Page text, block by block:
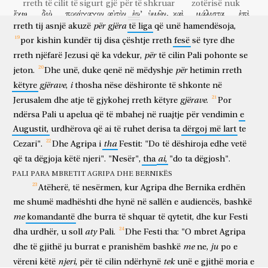
rreth të cilit të sigurt gjë për të shkruar zotërisë nuk
ἔχω.
kam
διὸ
prandaj
προήγαγον
nxora para
αὐτὸν
atë
ἐφ’
para
ὑμῶν,
jush
καὶ
dhe
μάλιστα
veçanërisht
ἐπὶ
σοῦ,
teje
Βασιλεῦ
o mbret
Ἀγρίππα,
o Agripa
ὅπως
në mënyrë që
τῆς
hetimi
γενομένης,
ndërsa u bë
σχῶ τι
diçka
γράψω.
të shkruaj
ἄλογον
e paarsyeshme
γάρ
sepse
μοι δοκεῖ
duket
πέμποντα
duke dërguar
δέσμιον,
të burgosur
μὴ
mos
καὶ
edhe
τὰς κατ’
kundër
αὐτοῦ
atij
αἰτίας
akuzat
σημᾶναι.
për të shënuar
të sillej para meje. Kur u ngritën paditësit, nuk po sillnin
rreth tij asnjë akuzë për gjëra të liga që unë hamendësoja,
por kishin kundër tij disa çështje rreth fesë së tyre dhe
rreth njëfarë Jezusi që ka vdekur, për të cilin Pali pohonte se
jeton.
Dhe unë, duke qenë në mëdyshje për hetimin rreth
këtyre gjërave, i thosha nëse dëshironte të shkonte në
Jerusalem dhe atje të gjykohej rreth këtyre gjërave.
Por
ndërsa Pali u apelua që të mbahej në ruajtje për vendimin e
Augustit, urdhërova që ai të ruhet derisa ta dërgoj më lart te
Cezari".
Dhe Agripa i tha Festit: "Do të dëshiroja edhe vetë
që ta dëgjoja këtë njeri". "Nesër", tha ai, "do ta dëgjosh".
PALI PARA MBRETIT AGRIPA DHE BERNIKËS
Atëherë, të nesërmen, kur Agripa dhe Bernika erdhën
me shumë madhështi dhe hynë në sallën e audiencës, bashkë
me komandantë dhe burra të shquar të qytetit, dhe kur Festi
dha urdhër, u soll aty Pali. Dhe Festi tha: "O mbret Agripa
dhe të gjithë ju burrat e pranishëm bashkë me ne, ju po e
vëreni këtë njeri, për të cilin ndërhynë tek unë e gjithë moria e